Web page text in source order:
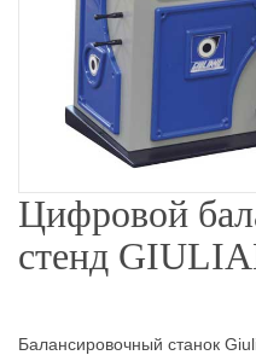
Цифровой
стенд
Балансировочный станок